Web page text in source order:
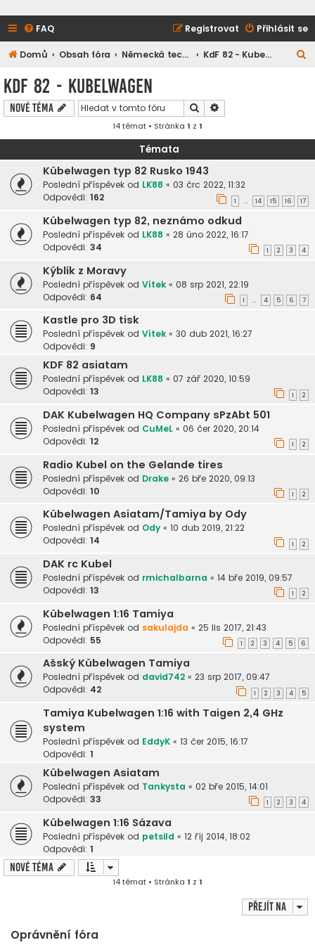
FAQ Přihlásit se
Registrovat
Domů Obsah fóra Německá technika KdF 82 - Kubelwagen
KdF 82 - Kubelwagen
Nové téma Hledat
14 témat • Stránka 1 z 1
Témata
Kübelwagen typ 82 Rusko 1943
Poslední příspěvek od LK88 « 03 črc 2022, 11:32
Odpovědi: 162 1 … 14 15 16 17
Kübelwagen typ 82, neznámo odkud
Poslední příspěvek od LK88 « 28 úno 2022, 16:17
Odpovědi: 34 1 2 3 4
Kýblík z Moravy
Poslední příspěvek od Vítek « 08 srp 2021, 22:19
Odpovědi: 64 1 … 4 5 6 7
Kastle pro 3D tisk
Poslední příspěvek od Vítek « 30 dub 2021, 16:27
Odpovědi: 9
KDF 82 asiatam
Poslední příspěvek od LK88 « 07 zář 2020, 10:59
Odpovědi: 13 1 2
DAK Kubelwagen HQ Company sPzAbt 501
Poslední příspěvek od CuMeL « 06 čer 2020, 20:14
Odpovědi: 12 1 2
Radio Kubel on the Gelande tires
Poslední příspěvek od Drake « 26 bře 2020, 09:13
Odpovědi: 10 1 2
Kübelwagen Asiatam/Tamiya by Ody
Poslední příspěvek od Ody « 10 dub 2019, 21:22
Odpovědi: 14 1 2
DAK rc Kubel
Poslední příspěvek od rmichalbarna « 14 bře 2019, 09:57
Odpovědi: 13 1 2
Kübelwagen 1:16 Tamiya
Poslední příspěvek od sakulajda « 25 lis 2017, 21:43
Odpovědi: 55 1 2 3 4 5 6
Ašský Kübelwagen Tamiya
Poslední příspěvek od david742 « 23 srp 2017, 09:47
Odpovědi: 42 1 2 3 4 5
Tamiya Kubelwagen 1:16 with Taigen 2,4 GHz
system
Poslední příspěvek od EddyK « 13 čer 2015, 16:17
Odpovědi: 1
Kübelwagen Asiatam
Poslední příspěvek od Tankysta « 02 bře 2015, 14:01
Odpovědi: 33 1 2 3 4
Kübelwagen 1:16 Sázava
Poslední příspěvek od petsild « 12 říj 2014, 18:02
Odpovědi: 1
Nové téma
14 témat • Stránka 1 z 1
Přejít na
Oprávnění fóra